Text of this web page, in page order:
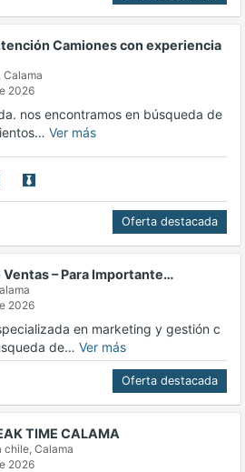
Camiones con experiencia
Calama
2026
nos encontramos en búsqueda de
Ver más
Oferta destacada
– Para Importante…
2026
en marketing y gestión c
de… Ver más
Oferta destacada
TIME CALAMA
chile, Calama
2026